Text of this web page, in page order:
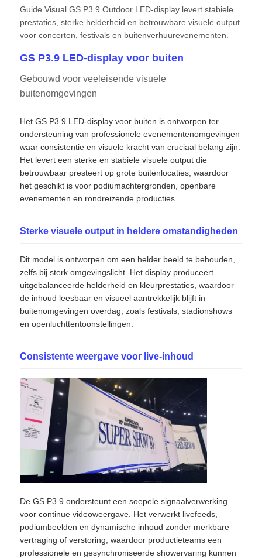
Producten
Video's
VR -show
Fabriekstour
Kwaliteitscontrole
Neem contact met ons op
Nieuws
Gevallen
Guide Visual GS P3.9 Outdoor LED-display levert stabiele
prestaties, sterke helderheid en betrouwbare visuele output
voor concerten, festivals en buitenverhuurevenementen.
GS P3.9 LED-display voor buiten
Gebouwd voor veeleisende visuele
buitenomgevingen
Het GS P3.9 LED-display voor buiten is ontworpen ter
ondersteuning van professionele evenementenomgevingen
waar consistentie en visuele kracht van cruciaal belang zijn.
Het levert een sterke en stabiele visuele output die
betrouwbaar presteert op grote buitenlocaties, waardoor
het geschikt is voor podiumachtergronden, openbare
evenementen en rondreizende producties.
Sterke visuele output in heldere omstandigheden
Dit model is ontworpen om een ​​helder beeld te behouden,
zelfs bij sterk omgevingslicht. Het display produceert
uitgebalanceerde helderheid en kleurprestaties, waardoor
de inhoud leesbaar en visueel aantrekkelijk blijft in
buitenomgevingen overdag, zoals festivals, stadionshows
en openluchttentoonstellingen.
Consistente weergave voor live-inhoud
De GS P3.9 ondersteunt een soepele signaalverwerking
voor continue videoweergave. Het verwerkt livefeeds,
podiumbeelden en dynamische inhoud zonder merkbare
vertraging of verstoring, waardoor productieteams een
professionele en gesynchroniseerde showervaring kunnen